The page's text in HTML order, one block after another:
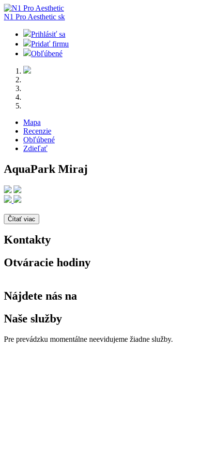
N1 Pro Aesthetic sk
Prihlásiť sa
Pridať firmu
Obľúbené
Mapa
Recenzie
Obľúbené
Zdieľať
AquaPark Miraj
Čítať viac
Kontakty
Otváracie hodiny
Nájdete nás na
Naše služby
Pre prevádzku momentálne neevidujeme žiadne služby.